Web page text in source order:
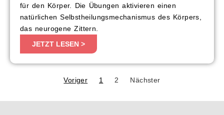
für den Körper. Die Übungen aktivieren einen
natürlichen Selbstheilungsmechanismus des Körpers,
das neurogene Zittern.
JETZT LESEN >
Voriger 1 2 Nächster